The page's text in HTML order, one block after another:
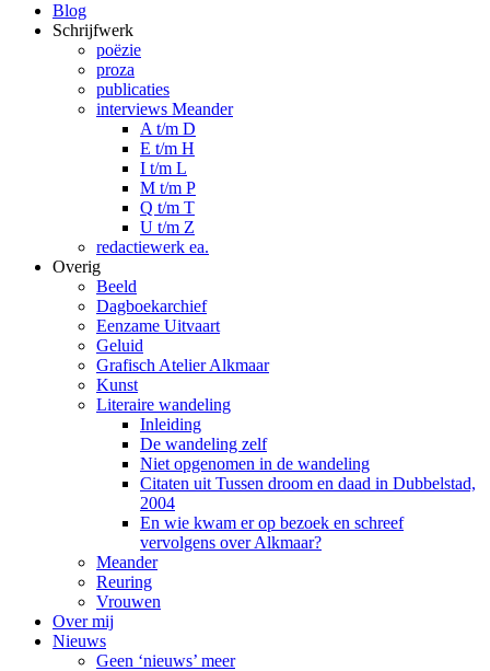
Blog
Schrijfwerk
poëzie
proza
publicaties
interviews Meander
A t/m D
E t/m H
I t/m L
M t/m P
Q t/m T
U t/m Z
redactiewerk ea.
Overig
Beeld
Dagboekarchief
Eenzame Uitvaart
Geluid
Grafisch Atelier Alkmaar
Kunst
Literaire wandeling
Inleiding
De wandeling zelf
Niet opgenomen in de wandeling
Citaten uit Tussen droom en daad in Dubbelstad,
2004
En wie kwam er op bezoek en schreef
vervolgens over Alkmaar?
Meander
Reuring
Vrouwen
Over mij
Nieuws
Geen ‘nieuws’ meer